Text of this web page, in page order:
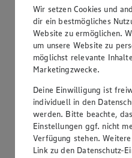
Anzeigen
Werner-
der Havel
Route
Geöffnet
· Schließt
Öffnungszeiten
Beratung &
Wir setzen Cookies und
dir ein bestmögliches
Website zu ermöglichen.
um unsere Website zu
möglichst relevante
Marketingzwecke.
Deine Einwilligung ist
individuell in den
werden. Bitte beachte,
Einstellungen ggf. nicht
Verfügung stehen.
Link zu den Datenschutz-